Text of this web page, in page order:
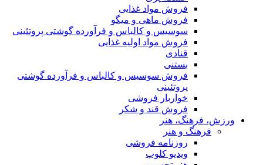
فروش مواد غذایی
فروش ماهی و میگو
سوسیس و کالباس و فرآورده گوشتی پروتئینی
فروش مواد اولیه غذایی
قنادی
بستنی
فروش سوسیس و کالباس و فرآورده گوشتی
پروتئینی
خواربار فروشی
فروش قند و شکر
ورزش، فرهنگ، هنر
فرهنگ و هنر
روزنامه فروشی
ویدیو کلوپ